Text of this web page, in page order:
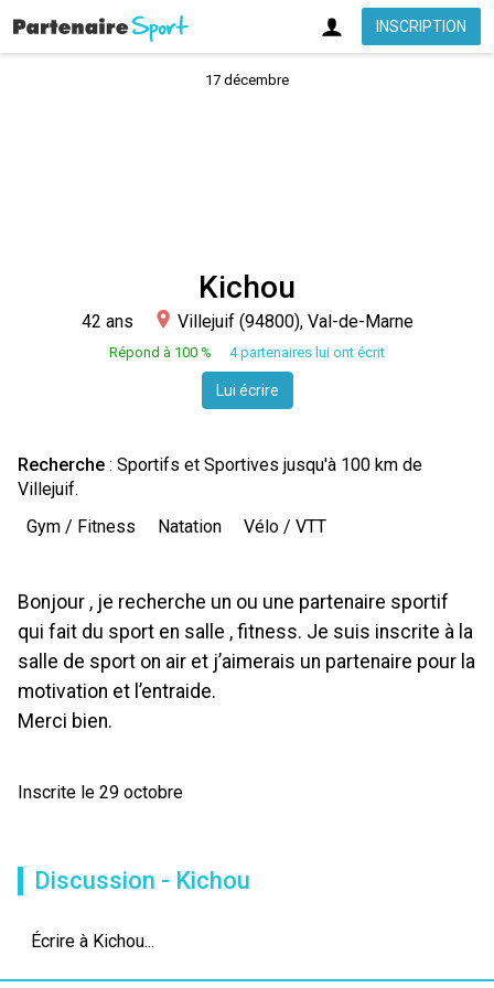
INSCRIPTION
17 décembre
Kichou
42 ans Villejuif (94800), Val-de-Marne
Répond à 100 % 4 partenaires lui ont écrit
Lui écrire
Recherche : Sportifs et Sportives jusqu'à 100 km de
Villejuif.
Gym / Fitness
Natation Vélo / VTT
Bonjour , je recherche un ou une partenaire sportif
qui fait du sport en salle , fitness. Je suis inscrite à la
salle de sport on air et j’aimerais un partenaire pour la
motivation et l’entraide.
Merci bien.
Inscrite le 29 octobre
Discussion - Kichou
Écrire à Kichou...